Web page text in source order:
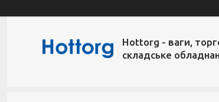
Hottorg - ваги,
складське